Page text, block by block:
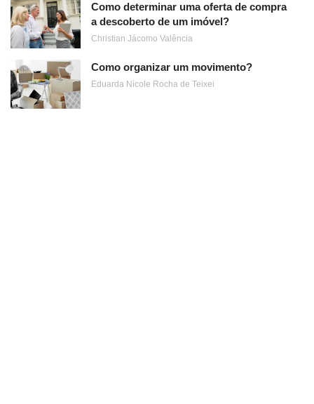
Como determinar uma oferta de compra
a descoberto de um imóvel?
Christian Jácomo Valência
Como organizar um movimento?
Eduarda Nicole Rocha de Teixei